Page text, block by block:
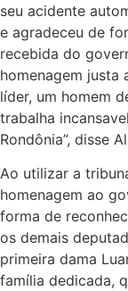
seu acidente
e agradeceu de
recebida do
homenagem justa
líder, um homem
trabalha
Rondônia”, disse
Ao utilizar a
homenagem ao
forma de
os demais
primeira dama
família dedicada,